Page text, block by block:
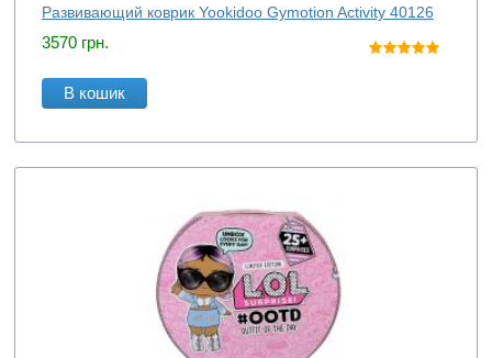
Развивающий коврик Yookidoo Gymotion Activity 40126
3570 грн.
В кошик